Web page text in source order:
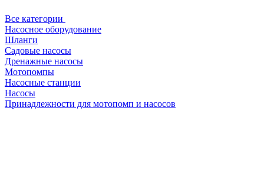
Все категории
Насосное оборудование
Шланги
Садовые насосы
Дренажные насосы
Мотопомпы
Насосные станции
Насосы
Принадлежности для мотопомп и насосов